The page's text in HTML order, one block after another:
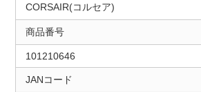
CORSAIR(コルセア)
商品番号
101210646
JANコード